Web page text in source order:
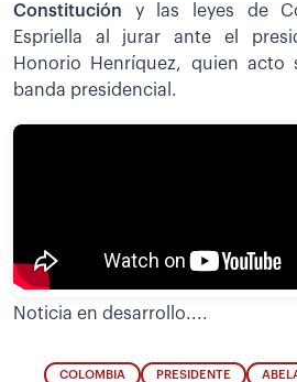
Constitución y las leyes de
Espriella al jurar ante el
Honorio Henríquez, quien acto
banda presidencial.
Noticia en desarrollo....
COLOMBIA PRESIDENTE